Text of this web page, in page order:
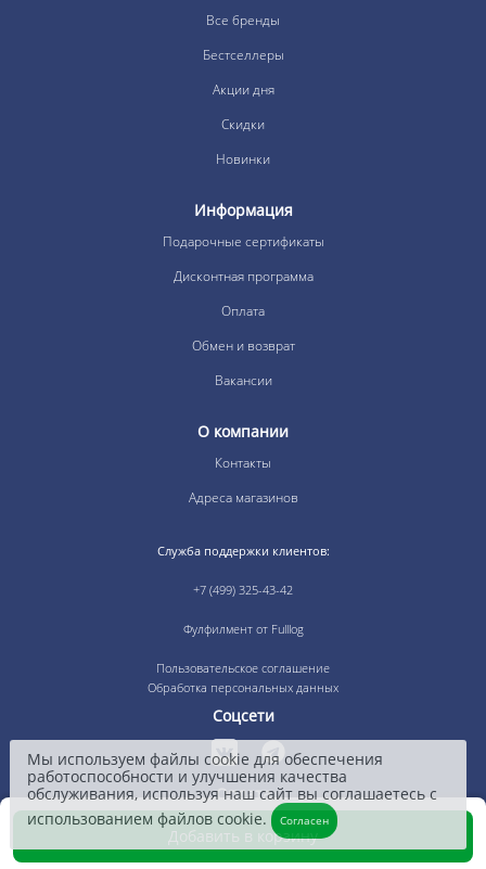
Добавить в корзину
Все бренды
Бестселлеры
Акции дня
Скидки
Новинки
Информация
Подарочные сертификаты
Дисконтная программа
Оплата
Обмен и возврат
Вакансии
О компании
Контакты
Адреса магазинов
Служба поддержки клиентов:
+7 (499) 325-43-42
Фулфилмент от Fulllog
Пользовательское соглашение
Обработка персональных данных
Соцсети
Оплата
Мы используем файлы cookie для обеспечения
работоспособности и улучшения качества
обслуживания, используя наш сайт вы соглашаетесь с
использованием файлов cookie.
Согласен